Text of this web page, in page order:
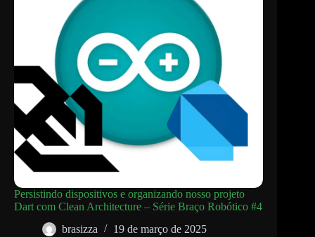
Persistindo dispositivos e organizando nosso projeto
Dart com Clean Architecture – Série Braço Robótico #4
brasizza
19 de março de 2025